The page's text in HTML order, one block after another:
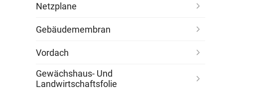
Netzplane
Gebäudemembran
Vordach
Gewächshaus- Und
Landwirtschaftsfolie